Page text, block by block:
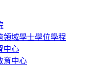
領域學士學位學程
中心
育中心